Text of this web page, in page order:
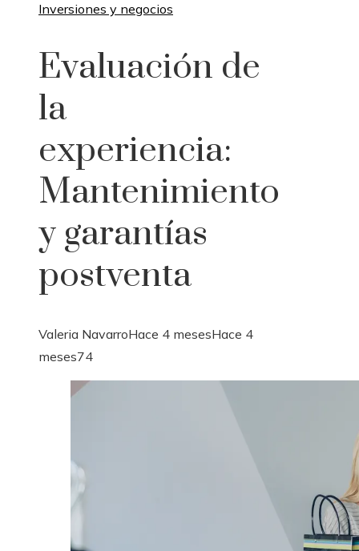
Inversiones y negocios
Evaluación de
la
experiencia:
Mantenimiento
y garantías
postventa
Valeria NavarroHace 4 mesesHace 4
meses74